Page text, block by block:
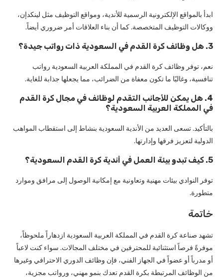
ابدأ بالمواقع الإلكترونية الرسمية للأندية، ومواقع التوظيف مثل لينكدإن،
ووكالات التوظيف المتخصصة. كما أن بناء العلاقات أمر ضروري أيضاً.
3. هل وظائف كرة القدم في السعودية ذات رواتب جيدة؟
نعم، توفر وظائف كرة القدم في المملكة العربية السعودية رواتب
تنافسية، وغالبًا ما تكون معفاة من الضرائب، مما يجعلها جذابة للغاية.
4. هل يمكن للأجانب التقدم لوظائف في مجال كرة القدم
في المملكة العربية السعودية؟
بالتأكيد. تسعى العديد من الأندية السعودية بنشاط إلى استقطاب المواهب
الدولية لتعزيز فرقها وإدارتها.
5. كيف تبدو بيئة العمل في أندية كرة القدم السعودية؟
توفر النوادي بيئات مهنية وتعاونية مع إمكانية الوصول إلى مرافق وموارد
متطورة.
خاتمة
تشهد صناعة كرة القدم في المملكة العربية السعودية ازدهاراً ملحوظاً،
موفرةً فرصاً استثنائية للمحترفين في مختلف المجالات. سواء كنت لاعباً
أو مدرباً أو عضواً في الجهاز الفني، فإن وظائف الدوري الاحترافي وغيرها
من الوظائف المرتبطة بكرة القدم تعدك بنمو مهني، ورواتب مجزية،